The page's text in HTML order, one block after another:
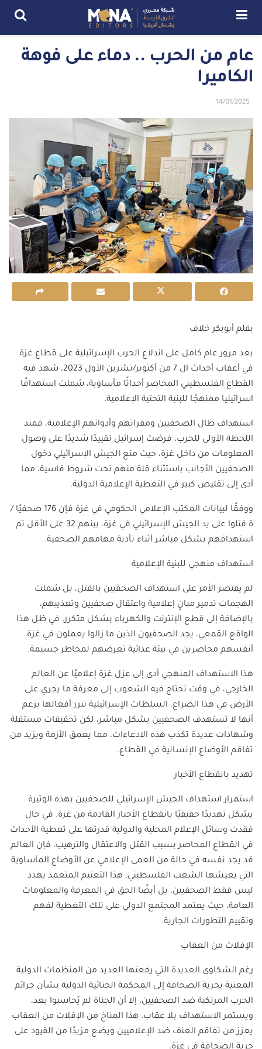
عام من الحرب .. دماء على فوهة
الكاميرا
14/01/2025
بقلم أبوبكر خلاف
بعد مرور عام كامل على اندلاع الحرب الإسرائيلية على قطاع غزة
في أعقاب أحداث ال 7 من أكتوبر/تشرين الأول 2023، شهد فيه
القطاع الفلسطيني المحاصر أحداثًا مأساوية، شملت استهدافًا
اسرائيليا ممنهجًا للبنية التحتية الإعلامية.
استهداف طال الصحفيين ومقراتهم وأدواتهم الإعلامية، فمنذ
اللحظة الأولى للحرب، فرضت إسرائيل تقييدًا شديدًا على وصول
المعلومات من داخل غزة، حيث منع الجيش الإسرائيلي دخول
الصحفيين الأجانب باستثناء قلة منهم تحت شروط قاسية، مما
أدى إلى تقليص كبير في التغطية الإعلامية الدولية.
ووفقًا لبيانات المكتب الإعلامي الحكومي في غزة فإن 176 صحفيًا /
ة قتلوا على يد الجيش الإسرائيلي في غزة، بينهم 32 على الأقل تم
استهدافهم بشكل مباشر أثناء تأدية مهامهم الصحفية.
استهداف منهجي للبنية الإعلامية
لم يقتصر الأمر على استهداف الصحفيين بالقتل، بل شملت
الهجمات تدمير مبانٍ إعلامية واعتقال صحفيين وتعذيبهم،
بالإضافة إلى قطع الإنترنت والكهرباء بشكل متكرر. في ظل هذا
الواقع القمعي، يجد الصحفيون الذين ما زالوا يعملون في غزة
أنفسهم محاصرين في بيئة عدائية تعرضهم لمخاطر جسيمة.
هذا الاستهداف المنهجي أدى إلى عزل غزة إعلاميًا عن العالم
الخارجي، في وقت تحتاج فيه الشعوب إلى معرفة ما يجري على
الأرض في هذا الصراع. السلطات الإسرائيلية تبرر أفعالها بزعم
أنها لا تستهدف الصحفيين بشكل مباشر، لكن تحقيقات مستقلة
وشهادات عديدة تكذب هذه الادعاءات، مما يعمق الأزمة ويزيد من
تفاقم الأوضاع الإنسانية في القطاع.
تهديد بانقطاع الأخبار
استمرار استهداف الجيش الإسرائيلي للصحفيين بهذه الوتيرة
يشكل تهديدًا حقيقيًا بانقطاع الأخبار القادمة من غزة. في حال
فقدت وسائل الإعلام المحلية والدولية قدرتها على تغطية الأحداث
في القطاع المحاصر بسبب القتل والاعتقال والترهيب، فإن العالم
قد يجد نفسه في حالة من العمى الإعلامي عن الأوضاع المأساوية
التي يعيشها الشعب الفلسطيني. هذا التعتيم المتعمد يهدد
ليس فقط الصحفيين، بل أيضًا الحق في المعرفة والمعلومات
العامة، حيث يعتمد المجتمع الدولي على تلك التغطية لفهم
وتقييم التطورات الجارية.
الإفلات من العقاب
رغم الشكاوى العديدة التي رفعتها العديد من المنظمات الدولية
المعنية بحرية الصحافة إلى المحكمة الجنائية الدولية بشأن جرائم
الحرب المرتكبة ضد الصحفيين، إلا أن الجناة لم يُحاسبوا بعد،
ويستمر الاستهداف بلا عقاب. هذا المناخ من الإفلات من العقاب
يعزز من تفاقم العنف ضد الإعلاميين ويضع مزيدًا من القيود على
حرية الصحافة في غزة.